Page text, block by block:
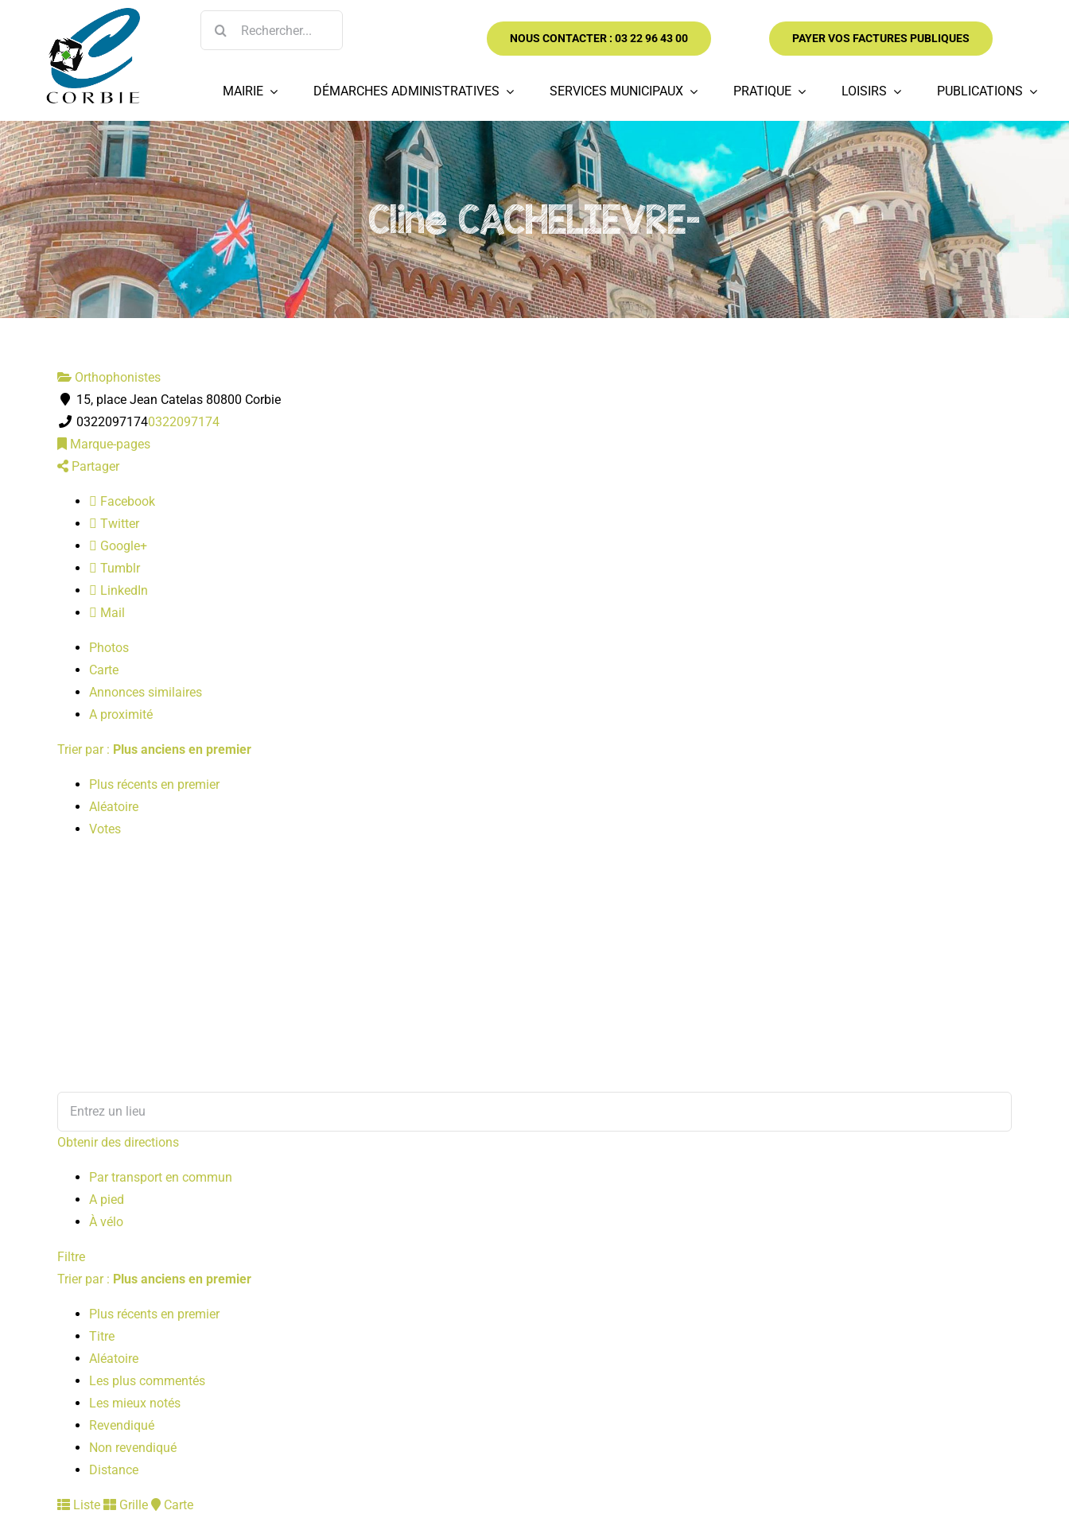
Rechercher:
NOUS CONTACTER : 03 22 96 43 00 PAYER VOS FACTURES PUBLIQUES
MAIRIE DÉMARCHES ADMINISTRATIVES SERVICES MUNICIPAUX PRATIQUE LOISIRS PUBLICATIONS
Cline CACHELIEVRE-
Orthophonistes
15, place Jean Catelas 80800 Corbie
03220971740322097174
Marque-pages
Partager
Facebook
Twitter
Google+
Tumblr
LinkedIn
Mail
Photos
Carte
Annonces similaires
A proximité
Trier par : Plus anciens en premier
Plus récents en premier
Aléatoire
Votes
Obtenir des directions
Par transport en commun
A pied
À vélo
Filtre
Trier par : Plus anciens en premier
Plus récents en premier
Titre
Aléatoire
Les plus commentés
Les mieux notés
Revendiqué
Non revendiqué
Distance
Liste Grille
Carte